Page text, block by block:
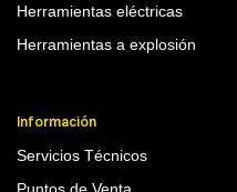
Herramientas eléctricas
Herramientas a explosión
Información
Servicios Técnicos
Puntos de Venta